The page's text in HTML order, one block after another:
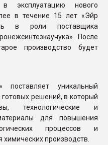
эксплуатацию нового
в течение 15 лет «Эйр
в роли поставщика
После
производство будет
поставляет уникальный
готовых решений, в который
технологические и
для повышения
процессов и
производств.